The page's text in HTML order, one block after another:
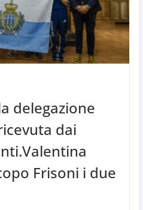
delegazione
dai
Frisoni i due